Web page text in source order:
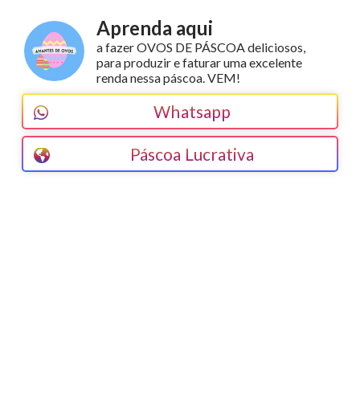
Aprenda aqui
a fazer OVOS DE PÁSCOA deliciosos,
para produzir e faturar uma excelente
renda nessa páscoa. VEM!
Whatsapp
Páscoa Lucrativa